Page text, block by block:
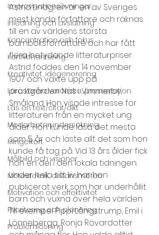
Improvisationsövningar
Inledning och avslutning
Koncentration och fokus
Konflikthantering
Kreativitet, idégenerering
Lära känna varandra, presentation
Läs en text/citat/dikt
Medarbetarundersökning
Mingelkort
Målbild och visioner
Mötesteknik, distansmöten
Motivation och effektivitet
Prioritering och planering
Problemlösning
Astrid Lindgren är en av Sveriges
mest kända författare och räknas
till en av världens största
barnboksförfattare och har fått
flera betydande litteraturpriser.
Astrid föddes den 14 november
1907 och växte upp på
prästgården Näs i Vimmerby,
Småland. Hon visade intresse för
litteraturen från en mycket ung
ålder. Hon kunde läsa det mesta
som 5 år och läste allt det som hon
kunde få tag på. Vid 13 års ålder fick
hon en del i den lokala tidningen.
Under hela sitt liv har hon
publicerat verk som har underhållit
barn och vuxna över hela världen.
Till exempel Pippi Långstrump, Emil i
Lönneberga, Ronja Rövardotter